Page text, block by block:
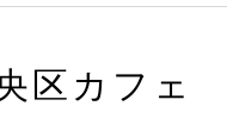
区カフェ